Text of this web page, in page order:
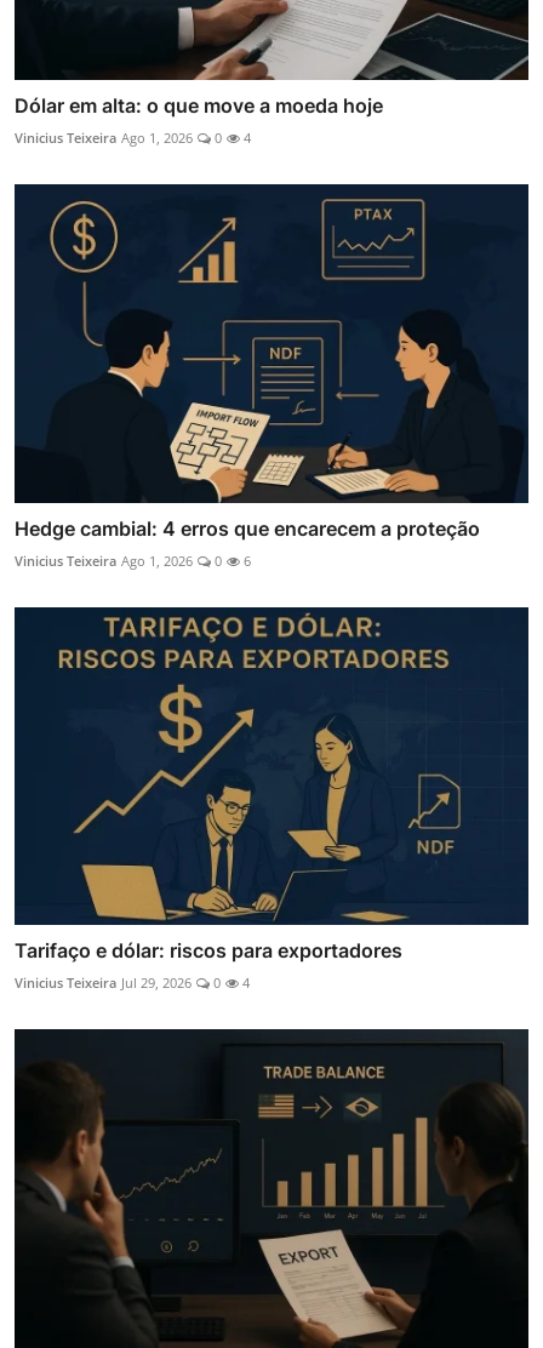
Dólar em alta: o que move a moeda hoje
Vinicius Teixeira Ago 1, 2026 0 4
Hedge cambial: 4 erros que encarecem a proteção
Vinicius Teixeira Ago 1, 2026 0 6
Tarifaço e dólar: riscos para exportadores
Vinicius Teixeira Jul 29, 2026 0 4